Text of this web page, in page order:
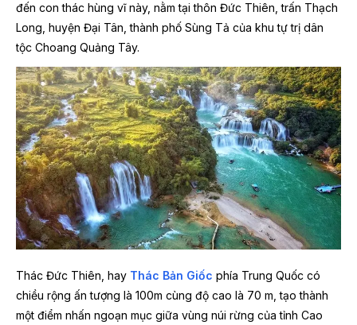
đến con thác hùng vĩ này, nằm tại thôn Đức Thiên, trấn Thạch
Long, huyện Đại Tân, thành phố Sùng Tả của khu tự trị dân
tộc Choang Quảng Tây.
Thác Đức Thiên, hay Thác Bản Giốc phía Trung Quốc có
chiều rộng ấn tượng là 100m cùng độ cao là 70 m, tạo thành
một điểm nhấn ngoạn mục giữa vùng núi rừng của tỉnh Cao